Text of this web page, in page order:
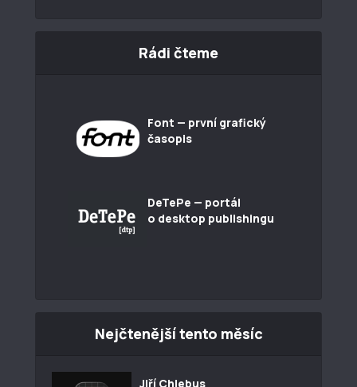
Rádi čteme
Font — první grafický
časopis
DeTePe — portál
o desktop publishingu
Nejčtenější tento měsíc
Jiří Chlebus